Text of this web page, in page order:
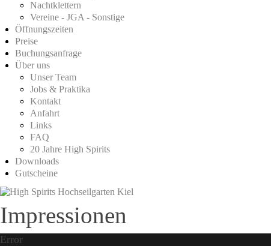
Nachtklettern
Vereine - JGA - Sonstige
Öffnungszeiten
Preise
Buchungsanfrage
Über uns
Unser Team
Jobs & Praktika
Kontakt
Anfahrt
Links
FAQ
20 Jahre High Spirits
Downloads
Gutscheine
Impressionen
Error